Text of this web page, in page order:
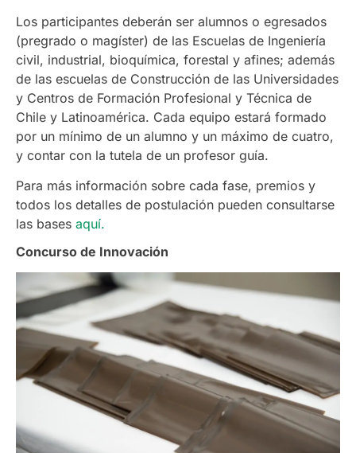
Los participantes deberán ser alumnos o egresados
(pregrado o magíster) de las Escuelas de Ingeniería
civil, industrial, bioquímica, forestal y afines; además
de las escuelas de Construcción de las Universidades
y Centros de Formación Profesional y Técnica de
Chile y Latinoamérica. Cada equipo estará formado
por un mínimo de un alumno y un máximo de cuatro,
y contar con la tutela de un profesor guía.
Para más información sobre cada fase, premios y
todos los detalles de postulación pueden consultarse
las bases aquí.
Concurso de Innovación